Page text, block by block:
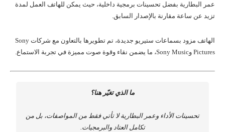
عمر البطارية بفضل تحسينات برمجية داخلية، حيث يمكن للهاتف العمل لمدة
تزيد عن ساعة مقارنة بالإصدار السابق.
الهاتف مزود بسماعات ستيريو جديدة، تم تطويرها بالتعاون مع شركات Sony
Pictures وSony Music، ما يضمن نقاء وقوة صوت مميزة في تجربة الاستماع.
ما الذي تغيّر هنا؟
تحسينات الأداء وعمر البطارية لا تأتي فقط من المواصفات، بل من
تكامل العتاد والبرمجيات.